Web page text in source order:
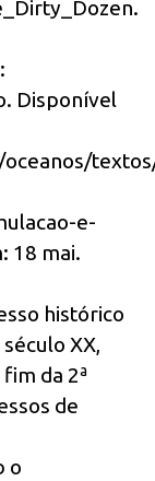
Disponível
e-
18 mai.
histórico
XX,
da 2ª
de
o